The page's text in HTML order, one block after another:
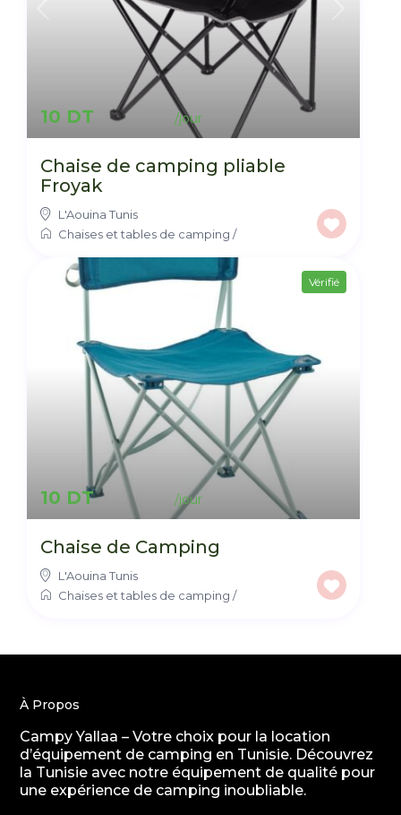
10 DT
Chaise de camping pliable
Froyak
L'Aouina Tunis
Chaises et tables de camping /
10 DT
Vérifié
Chaise de Camping
L'Aouina Tunis
Chaises et tables de camping /
À Propos
Campy Yallaa – Votre choix pour la location
d’équipement de camping en Tunisie. Découvrez
la Tunisie avec notre équipement de qualité pour
une expérience de camping inoubliable.